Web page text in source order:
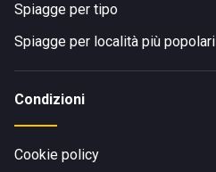
Spiagge per tipo
Spiagge per località più popolari
Condizioni
Cookie policy